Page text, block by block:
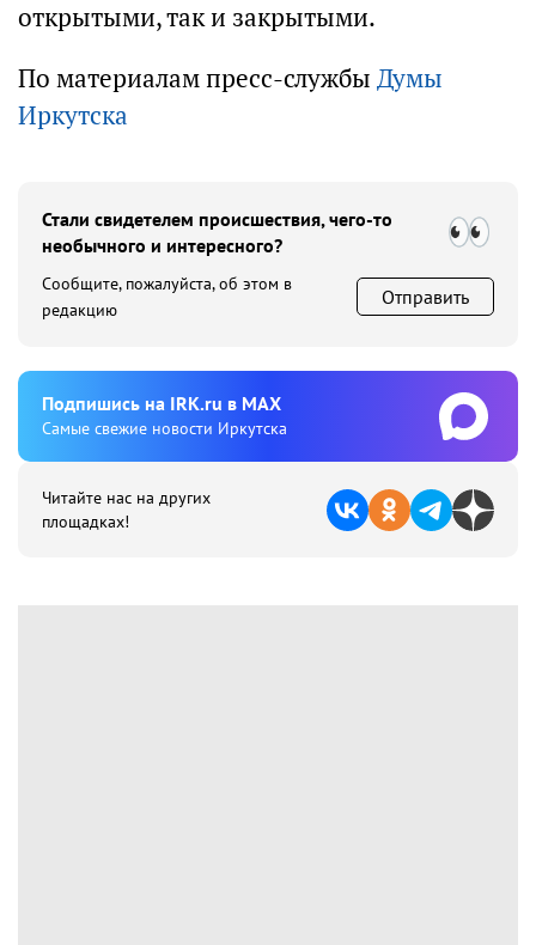
открытыми, так и закрытыми.
По материалам пресс-службы Думы
Иркутска
Стали свидетелем происшествия, чего-то
необычного и интересного?
Сообщите, пожалуйста, об этом в
редакцию
Отправить
Подпишиcь на IRK.ru в MAX
Cамые свежие новости Иркутска
Читайте нас на других
площадках!